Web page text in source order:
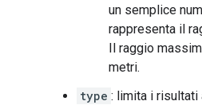
un semplice
rappresenta il
Il raggio
metri.
type : limita i risultati